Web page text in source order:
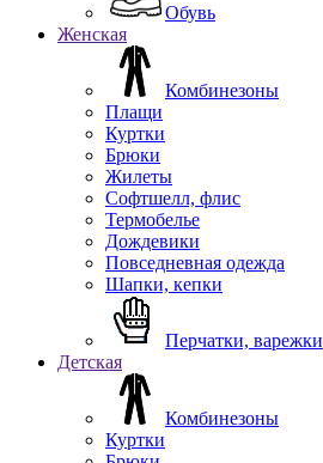
Обувь
Женская
Комбинезоны
Плащи
Куртки
Брюки
Жилеты
Софтшелл, флис
Термобелье
Дождевики
Повседневная одежда
Шапки, кепки
Перчатки, варежки
Детская
Комбинезоны
Куртки